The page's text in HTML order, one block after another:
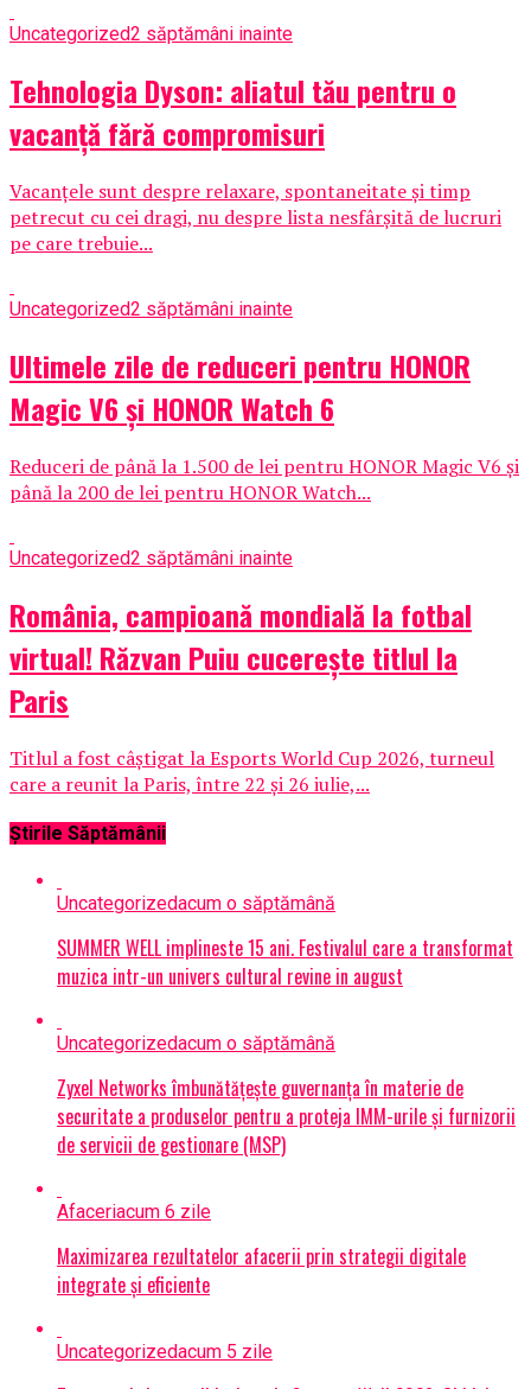
Uncategorized2 săptămâni inainte
Tehnologia Dyson: aliatul tău pentru o
vacanță fără compromisuri
Vacanțele sunt despre relaxare, spontaneitate și timp
petrecut cu cei dragi, nu despre lista nesfârșită de lucruri
pe care trebuie...
Uncategorized2 săptămâni inainte
Ultimele zile de reduceri pentru HONOR
Magic V6 și HONOR Watch 6
Reduceri de până la 1.500 de lei pentru HONOR Magic V6 și
până la 200 de lei pentru HONOR Watch...
Uncategorized2 săptămâni inainte
România, campioană mondială la fotbal
virtual! Răzvan Puiu cucerește titlul la
Paris
Titlul a fost câștigat la Esports World Cup 2026, turneul
care a reunit la Paris, între 22 și 26 iulie,...
Știrile Săptămânii
Uncategorizedacum o săptămână
SUMMER WELL implineste 15 ani. Festivalul care a transformat
muzica intr-un univers cultural revine in august
Uncategorizedacum o săptămână
Zyxel Networks îmbunătățește guvernanța în materie de
securitate a produselor pentru a proteja IMM-urile și furnizorii
de servicii de gestionare (MSP)
Afaceriacum 6 zile
Maximizarea rezultatelor afacerii prin strategii digitale
integrate și eficiente
Uncategorizedacum 5 zile